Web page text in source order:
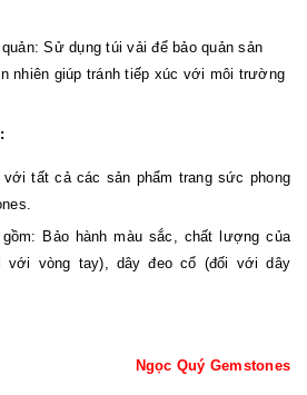
Sử dụng túi vải để bảo quản sản
nhiên giúp tránh tiếp xúc với môi trường
với tất cả các sản phẩm trang sức phong
Bảo hành màu sắc, chất lượng của
với vòng tay), dây đeo cổ (đối với dây
Ngọc Quý Gemstones